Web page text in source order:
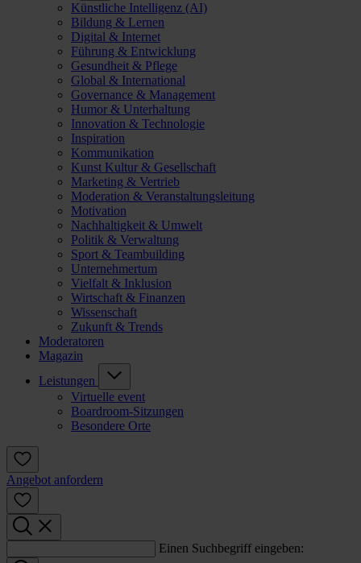
Künstliche Intelligenz (AI)
Bildung & Lernen
Digital & Internet
Führung & Entwicklung
Gesundheit & Pflege
Global & International
Governance & Management
Humor & Unterhaltung
Innovation & Technologie
Inspiration
Kommunikation
Kunst Kultur & Gesellschaft
Marketing & Vertrieb
Moderation & Veranstaltungsleitung
Motivation
Nachhaltigkeit & Umwelt
Politik & Verwaltung
Sport & Teambuilding
Unternehmertum
Vielfalt & Inklusion
Wirtschaft & Finanzen
Wissenschaft
Zukunft & Trends
Moderatoren
Magazin
Leistungen
Virtuelle event
Boardroom-Sitzungen
Besondere Orte
Angebot anfordern
Einen Suchbegriff eingeben: